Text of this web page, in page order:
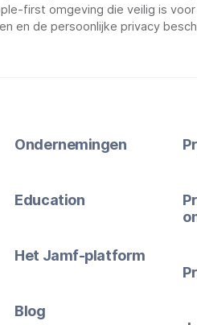
first omgeving die veilig is voor
en de persoonlijke privacy
Ondernemingen
Education
Het Jamf-platform
Blog